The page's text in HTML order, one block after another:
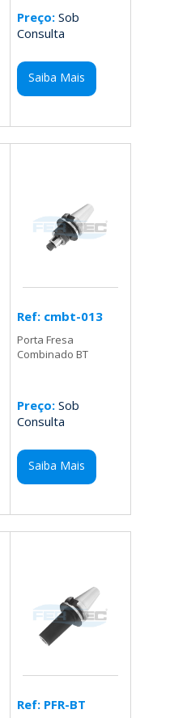
Preço:Sob
Consulta
Saiba Mais
Ref: cmbt-013
Porta Fresa
Combinado BT
Preço:Sob
Consulta
Saiba Mais
Ref: PFR-BT